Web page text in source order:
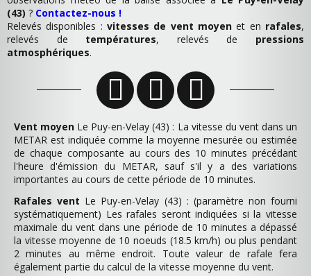
(43) ? Contactez-nous !
Relevés disponibles : vitesses de vent moyen et en rafales,
relevés de températures, relevés de pressions
atmosphériques.
Vent moyen Le Puy-en-Velay (43) : La vitesse du vent dans un
METAR est indiquée comme la moyenne mesurée ou estimée
de chaque composante au cours des 10 minutes précédant
l'heure d'émission du METAR, sauf s'il y a des variations
importantes au cours de cette période de 10 minutes.
Rafales vent Le Puy-en-Velay (43) : (paramètre non fourni
systématiquement) Les rafales seront indiquées si la vitesse
maximale du vent dans une période de 10 minutes a dépassé
la vitesse moyenne de 10 noeuds (18.5 km/h) ou plus pendant
2 minutes au même endroit. Toute valeur de rafale fera
également partie du calcul de la vitesse moyenne du vent.